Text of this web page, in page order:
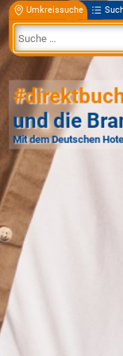
Umkreissuche
und die
Mit dem Deutschen